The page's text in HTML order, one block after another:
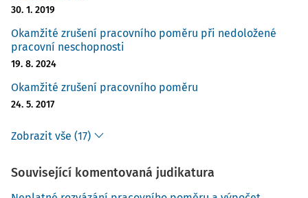
30. 1. 2019
Okamžité zrušení pracovního poměru při nedoložené
pracovní neschopnosti
19. 8. 2024
Okamžité zrušení pracovního poměru
24. 5. 2017
Zobrazit vše (17)
Související komentovaná judikatura